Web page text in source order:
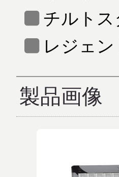
チルト
レジェ
製品画像